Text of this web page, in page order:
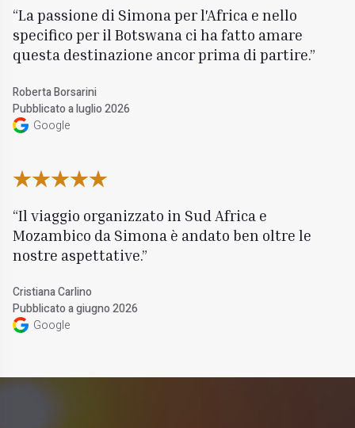
La passione di Simona per l'Africa e nello
specifico per il Botswana ci ha fatto amare
questa destinazione ancor prima di partire.
Roberta Borsarini
Pubblicato a luglio 2026
Google
Il viaggio organizzato in Sud Africa e
Mozambico da Simona è andato ben oltre le
nostre aspettative.
Cristiana Carlino
Pubblicato a giugno 2026
Google